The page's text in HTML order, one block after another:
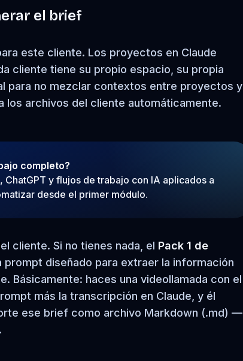
el brief
este cliente. Los proyectos en Claude
cliente tiene su propio espacio, su propia
para no mezclar contextos entre proyectos y
archivos del cliente automáticamente.
completo?
ChatGPT y flujos de trabajo con IA aplicados a
desde el primer módulo.
cliente. Si no tienes nada, el Pack 1 de
diseñado para extraer la información
Básicamente: haces una videollamada con el
más la transcripción en Claude, y él
ese brief como archivo Markdown (.md) —